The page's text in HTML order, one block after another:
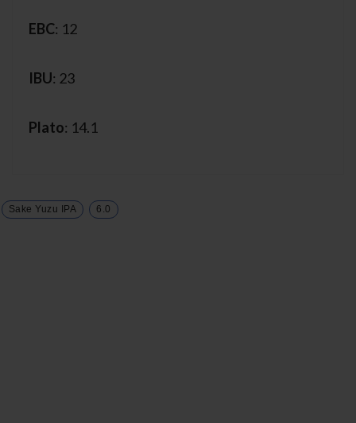
EBC: 12
IBU: 23
Plato: 14.1
Sake Yuzu IPA 6.0